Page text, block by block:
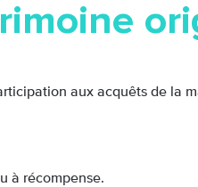
aux acquêts de la
à récompense.